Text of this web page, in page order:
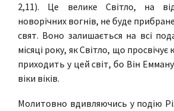
2,11). Це велике Світло, на
новорічних вогнів, не буде
свят. Воно залишається на всі
місяці року, як Світло, що
приходить у цей світ, бо Він
віки віків.
Молитовно вдивляючись у подію